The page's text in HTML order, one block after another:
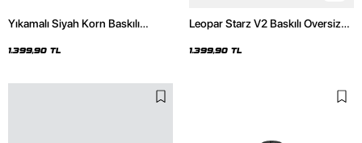
Yıkamalı Siyah Korn Baskılı
1.399,90 TL
Leopar Starz V2 Baskılı Oversize
Hoodie
1.399,90 TL